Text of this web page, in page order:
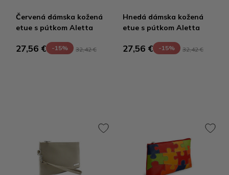
Červená dámska kožená
etue s pútkom Aletta
27,56 € -15% 32,42 €
Hnedá dámska kožená
etue s pútkom Aletta
27,56 € -15% 32,42 €